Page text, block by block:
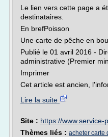
Le lien vers cette page a
destinataires.
En brefPoisson
Une carte de pêche en
Publié le 01 avril 2016 -
administrative (Premier
Imprimer
Cet article est ancien,
Lire la suite
Site : https://www.service-
Thèmes liés : acheter carte